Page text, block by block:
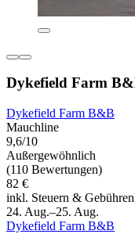
Dykefield Farm
Dykefield Farm B&B
Mauchline
9,6/10
Außergewöhnlich
(110 Bewertungen)
82 €
inkl. Steuern & Gebühren
24. Aug.–25. Aug.
Dykefield Farm B&B